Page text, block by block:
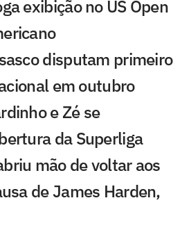
exibição no US Open
disputam primeiro
em outubro
e Zé se
da Superliga
mão de voltar aos
de James Harden,